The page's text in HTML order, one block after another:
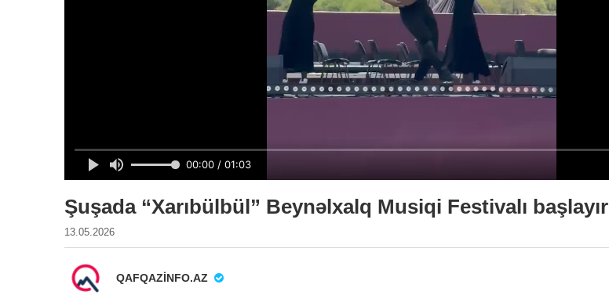
Şuşada “Xarıbülbül” Beynəlxalq Musiqi Festivalı başlayır
13.05.2026
QAFQAZINFO.AZ